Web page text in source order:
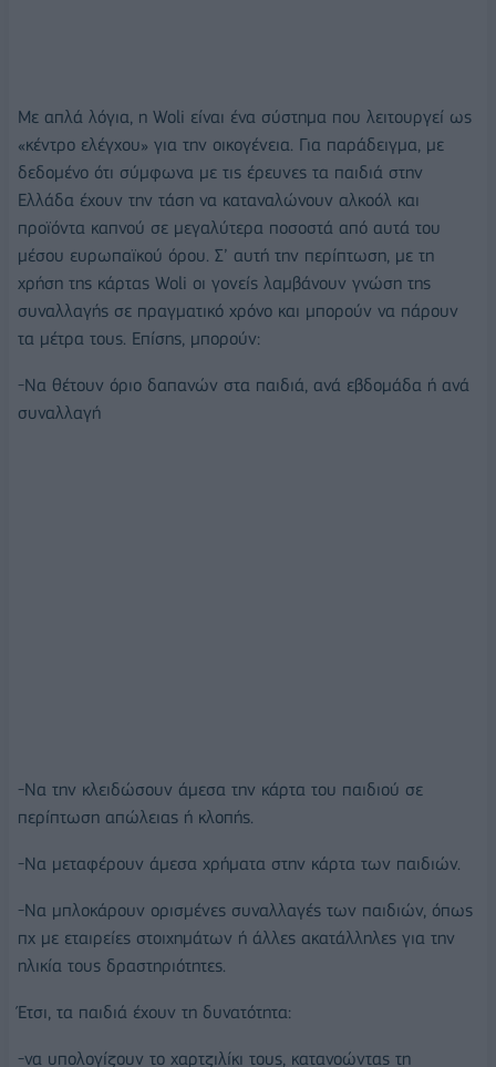
Με απλά λόγια, η Woli είναι ένα σύστημα που λειτουργεί ως
«κέντρο ελέγχου» για την οικογένεια. Για παράδειγμα, με
δεδομένο ότι σύμφωνα με τις έρευνες τα παιδιά στην
Ελλάδα έχουν την τάση να καταναλώνουν αλκοόλ και
προϊόντα καπνού σε μεγαλύτερα ποσοστά από αυτά του
μέσου ευρωπαϊκού όρου. Σ’ αυτή την περίπτωση, με τη
χρήση της κάρτας Woli οι γονείς λαμβάνουν γνώση της
συναλλαγής σε πραγματικό χρόνο και μπορούν να πάρουν
τα μέτρα τους. Επίσης, μπορούν:
-Να θέτουν όριο δαπανών στα παιδιά, ανά εβδομάδα ή ανά
συναλλαγή
-Να την κλειδώσουν άμεσα την κάρτα του παιδιού σε
περίπτωση απώλειας ή κλοπής.
-Να μεταφέρουν άμεσα χρήματα στην κάρτα των παιδιών.
-Να μπλοκάρουν ορισμένες συναλλαγές των παιδιών, όπως
πχ με εταιρείες στοιχημάτων ή άλλες ακατάλληλες για την
ηλικία τους δραστηριότητες.
Έτσι, τα παιδιά έχουν τη δυνατότητα:
-να υπολογίζουν το χαρτζιλίκι τους, κατανοώντας τη